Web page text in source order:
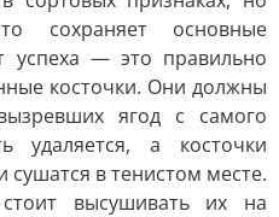
сохраняет основные
успеха — это правильно
косточки. Они должны
ягод с самого
удаляется, а косточки
в тенистом месте.
высушивать их на